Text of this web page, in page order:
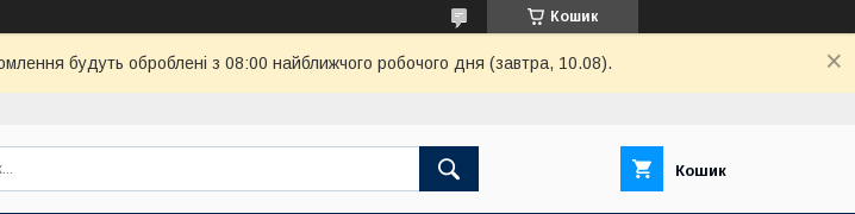
Кошик
будуть оброблені з 08:00 найближчого робочого дня (завтра, 10.08).
Кошик